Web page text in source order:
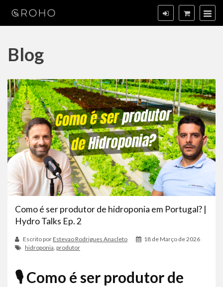
Blog
Como é ser produtor de hidroponia em Portugal? |
Hydro Talks Ep. 2
Escrito porEstevao Rodrigues Anacleto
18 de Março de 2026
hidroponia, produtor
🎙️ Como é ser produtor de